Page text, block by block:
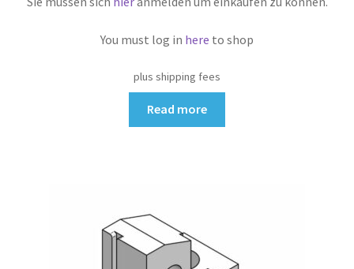
You must log in here to shop
plus shipping fees
Read more